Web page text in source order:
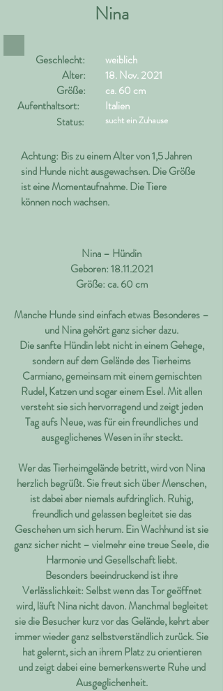
Nina
Geschlecht:
Alter:
Größe:
Aufenthaltsort:
Status:
weiblich
18. Nov. 2021
ca. 60 cm
Italien
sucht ein Zuhause
Achtung: Bis zu einem Alter von 1,5 Jahren
sind Hunde nicht ausgewachsen. Die Größe
ist eine Momentaufnahme. Die Tiere
können noch wachsen.
Nina – Hündin
Geboren:18.11.2021
Größe: ca. 60 cm
Manche Hunde sind einfach etwas Besonderes –
und Nina gehört ganz sicher dazu.
Die sanfte Hündin lebt nicht in einem Gehege,
sondern auf dem Gelände des Tierheims
Carmiano, gemeinsam mit einem gemischten
Rudel, Katzen und sogar einem Esel. Mit allen
versteht sie sich hervorragend und zeigt jeden
Tag aufs Neue, was für ein freundliches und
ausgeglichenes Wesen in ihr steckt.
Wer das Tierheimgelände betritt, wird von Nina
herzlich begrüßt. Sie freut sich über Menschen,
ist dabei aber niemals aufdringlich. Ruhig,
freundlich und gelassen begleitet sie das
Geschehen um sich herum. Ein Wachhund ist sie
ganz sicher nicht – vielmehr eine treue Seele, die
Harmonie und Gesellschaft liebt.
Besonders beeindruckend ist ihre
Verlässlichkeit: Selbst wenn das Tor geöffnet
wird, läuft Nina nicht davon. Manchmal begleitet
sie die Besucher kurz vor das Gelände, kehrt aber
immer wieder ganz selbstverständlich zurück. Sie
hat gelernt, sich an ihrem Platz zu orientieren
und zeigt dabei eine bemerkenswerte Ruhe und
Ausgeglichenheit.